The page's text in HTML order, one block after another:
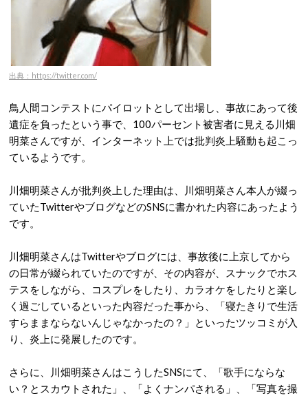
出典：https://twitter.com/
鳥人間コンテストにパイロットとして出場し、事故にあって後
遺症を負ったという事で、100パーセント被害者に見える川畑
明菜さんですが、インターネット上では批判炎上騒動も起こっ
ているようです。
川畑明菜さんが批判炎上した理由は、川畑明菜さん本人が綴っ
ていたTwitterやブログなどのSNSに書かれた内容にあったよう
です。
川畑明菜さんはTwitterやブログには、事故後に上京してから
の日常が綴られていたのですが、その内容が、スナックでホス
テスをしながら、コスプレをしたり、カラオケをしたりと楽し
く過ごしているといった内容だった事から、「寝たきりで生活
すらままならないんじゃなかったの？」といったツッコミが入
り、炎上に発展したのです。
さらに、川畑明菜さんはこうしたSNSにて、「歌手にならな
い？とスカウトされた」、「よくナンパされる」、「写真を撮